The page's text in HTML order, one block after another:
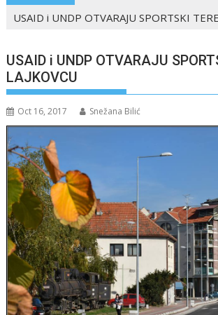
USAID i UNDP OTVARAJU SPORTSKI
USAID i UNDP OTVARAJU
LAJKOVCU
Oct 16, 2017 Snežana Bilić